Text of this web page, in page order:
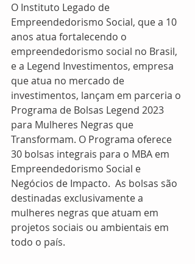
O Instituto Legado de
Empreendedorismo Social, que a 10
anos atua fortalecendo o
empreendedorismo social no Brasil,
e a Legend Investimentos, empresa
que atua no mercado de
investimentos, lançam em parceria o
Programa de Bolsas Legend 2023
para Mulheres Negras que
Transformam. O Programa oferece
30 bolsas integrais para o MBA em
Empreendedorismo Social e
Negócios de Impacto.  As bolsas são
destinadas exclusivamente a
mulheres negras que atuam em
projetos sociais ou ambientais em
todo o país.